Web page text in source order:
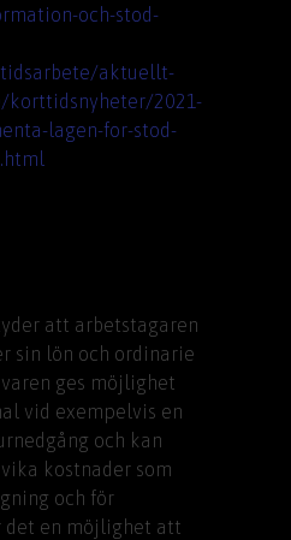
och-stod-
aktuellt-
korttidsnyheter/2021-
lagen-for-stod-
att arbetstagaren
sin lön och ordinarie
ges möjlighet
vid exempelvis en
och kan
kostnader som
och för
det en möjlighet att